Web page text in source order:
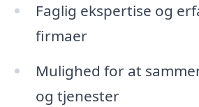
Faglig ekspertise og
firmaer
Mulighed for at
og tjenester